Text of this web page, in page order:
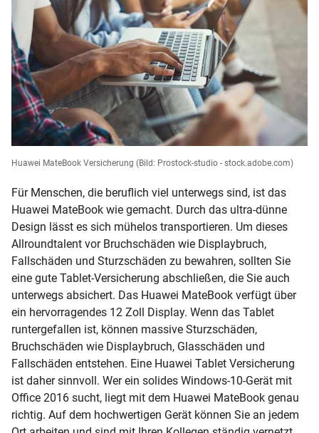
Huawei MateBook Versicherung (Bild: Prostock-studio - stock.adobe.com)
Für Menschen, die beruflich viel unterwegs sind, ist das
Huawei MateBook wie gemacht. Durch das ultra-dünne
Design lässt es sich mühelos transportieren. Um dieses
Allroundtalent vor Bruchschäden wie Displaybruch,
Fallschäden und Sturzschäden zu bewahren, sollten Sie
eine gute Tablet-Versicherung abschließen, die Sie auch
unterwegs absichert. Das Huawei MateBook verfügt über
ein hervorragendes 12 Zoll Display. Wenn das Tablet
runtergefallen ist, können massive Sturzschäden,
Bruchschäden wie Displaybruch, Glasschäden und
Fallschäden entstehen. Eine Huawei Tablet Versicherung
ist daher sinnvoll. Wer ein solides Windows-10-Gerät mit
Office 2016 sucht, liegt mit dem Huawei MateBook genau
richtig. Auf dem hochwertigen Gerät können Sie an jedem